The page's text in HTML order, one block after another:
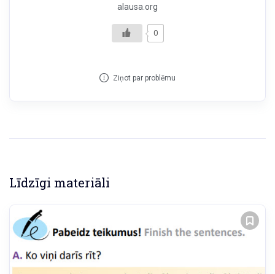
alausa.org
0
Ziņot par problēmu
Līdzīgi materiāli